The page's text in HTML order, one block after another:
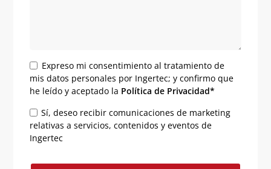
Expreso mi consentimiento al tratamiento de
mis datos personales por Ingertec; y confirmo que
he leído y aceptado la Política de Privacidad*
Sí, deseo recibir comunicaciones de marketing
relativas a servicios, contenidos y eventos de
Ingertec